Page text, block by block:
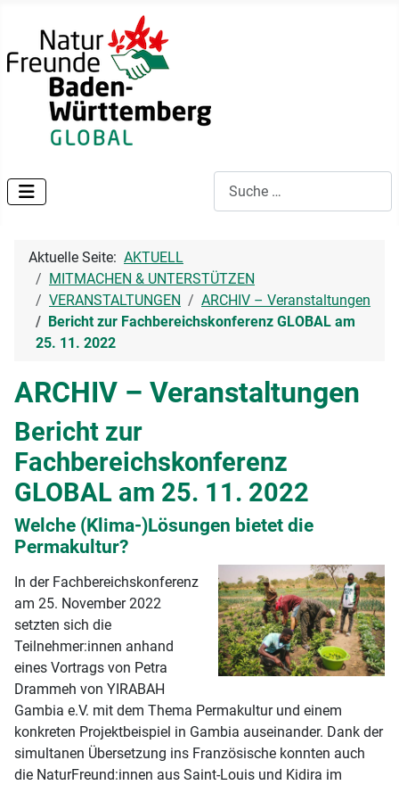
Aktuelle Seite: AKTUELL
MITMACHEN & UNTERSTÜTZEN
VERANSTALTUNGEN
ARCHIV – Veranstaltungen
Bericht zur Fachbereichskonferenz GLOBAL am
25. 11. 2022
ARCHIV – Veranstaltungen
Bericht zur
Fachbereichskonferenz
GLOBAL am 25. 11. 2022
Welche (Klima-)Lösungen bietet die
Permakultur?
In der Fachbereichskonferenz
am 25. November 2022
setzten sich die
Teilnehmer:innen anhand
eines Vortrags von Petra
Drammeh von YIRABAH
Gambia e.V. mit dem Thema Permakultur und einem
konkreten Projektbeispiel in Gambia auseinander. Dank der
simultanen Übersetzung ins Französische konnten auch
die NaturFreund:innen aus Saint-Louis und Kidira im